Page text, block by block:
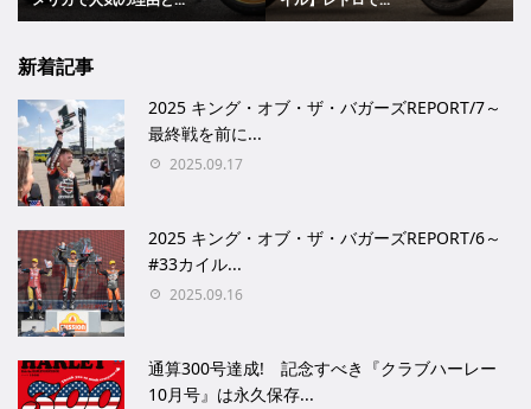
新着記事
2025 キング・オブ・ザ・バガーズREPORT/7～
最終戦を前に...
2025.09.17
2025 キング・オブ・ザ・バガーズREPORT/6～
#33カイル...
2025.09.16
通算300号達成! 記念すべき『クラブハーレー
10月号』は永久保存...